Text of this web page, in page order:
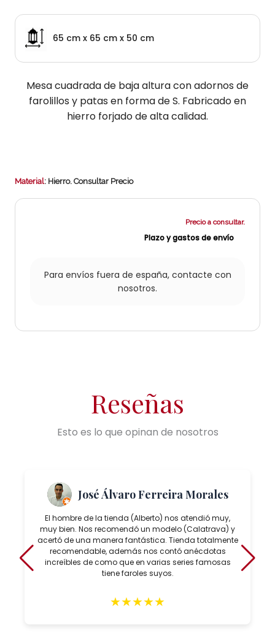
65 cm x 65 cm x 50 cm
Mesa cuadrada de baja altura con adornos de
farolillos y patas en forma de S. Fabricado en
hierro forjado de alta calidad.
Material: Hierro.Consultar Precio
Precio a consultar.
Plazo y gastos de envío
Para envíos fuera de españa, contacte con
nosotros.
Reseñas
Esto es lo que opinan de nosotros
José Álvaro Ferreira Morales
El hombre de la tienda (Alberto) nos atendió muy,
muy bien. Nos recomendó un modelo (Calatrava) y
acertó de una manera fantástica. Tienda totalmente
recomendable, además nos contó anécdotas
increíbles de como que en varias series famosas
tiene faroles suyos.
★★★★★